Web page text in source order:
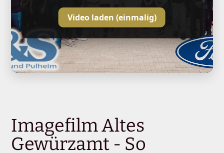
Video laden (einmalig)
Imagefilm Altes
Gewürzamt - So